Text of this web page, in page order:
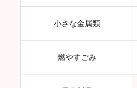
小さな金属類
燃やすごみ